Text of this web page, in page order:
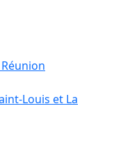
Louis et La